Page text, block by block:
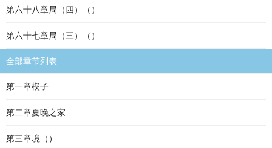
第六十八章局（四）（）
第六十七章局（三）（）
全部章节列表
第一章楔子
第二章夏晚之家
第三章境（）